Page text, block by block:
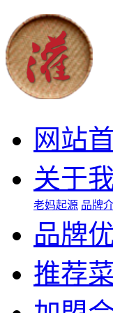
网站
关于我
老妈起源 品牌
品牌
推荐